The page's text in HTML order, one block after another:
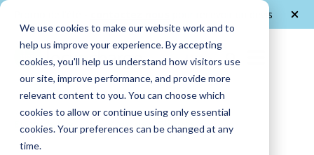
We use cookies to make our website work and to
help us improve your experience. By accepting
cookies, you'll help us understand how visitors use
our site, improve performance, and provide more
relevant content to you. You can choose which
cookies to allow or continue using only essential
cookies. Your preferences can be changed at any
time.
pour recevoir un devis
FR
En vedette Voix des Clients